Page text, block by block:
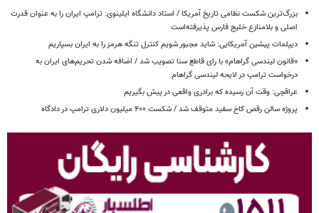
بزرگ‌ترین شکست نظامی تاریخ آمریکا / استاد دانشگاه ایلینوی: ترامپ ایران را به عنوان قدرت
اصلی و بلامنازع خلیج فارس پذیرفته‌است
دیپلمات پیشین آمریکایی: شاید مجبور شویم کنترل تنگه هرمز را به ایران بسپاریم
«قانون لیندسی گراهام» با رای قاطع سنا تصویب شد / اضافه شدن تحریم‌های ایران به
درخواست ترامپ در لایحه لیندسی گراهام
عراقچی: وقت آن رسیده که برادری واقعی در پیش بگیریم
پروژه سالن رقص کاخ سفید متوقف شد / شکست ۴۰۰ میلیون دلاری ترامپ در دادگاه